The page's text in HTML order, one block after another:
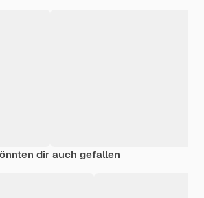
dir auch gefallen